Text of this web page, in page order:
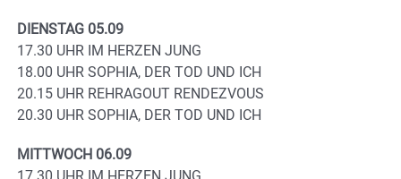
DIENSTAG 05.09
17.30 UHR IM HERZEN JUNG
18.00 UHR SOPHIA, DER TOD UND ICH
20.15 UHR REHRAGOUT RENDEZVOUS
20.30 UHR SOPHIA, DER TOD UND ICH
MITTWOCH 06.09